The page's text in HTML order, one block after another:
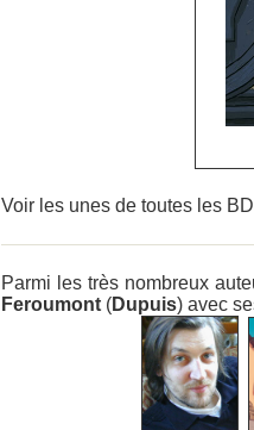
Voir les unes de toutes les
Parmi les très nombreux
Feroumont (Dupuis) avec